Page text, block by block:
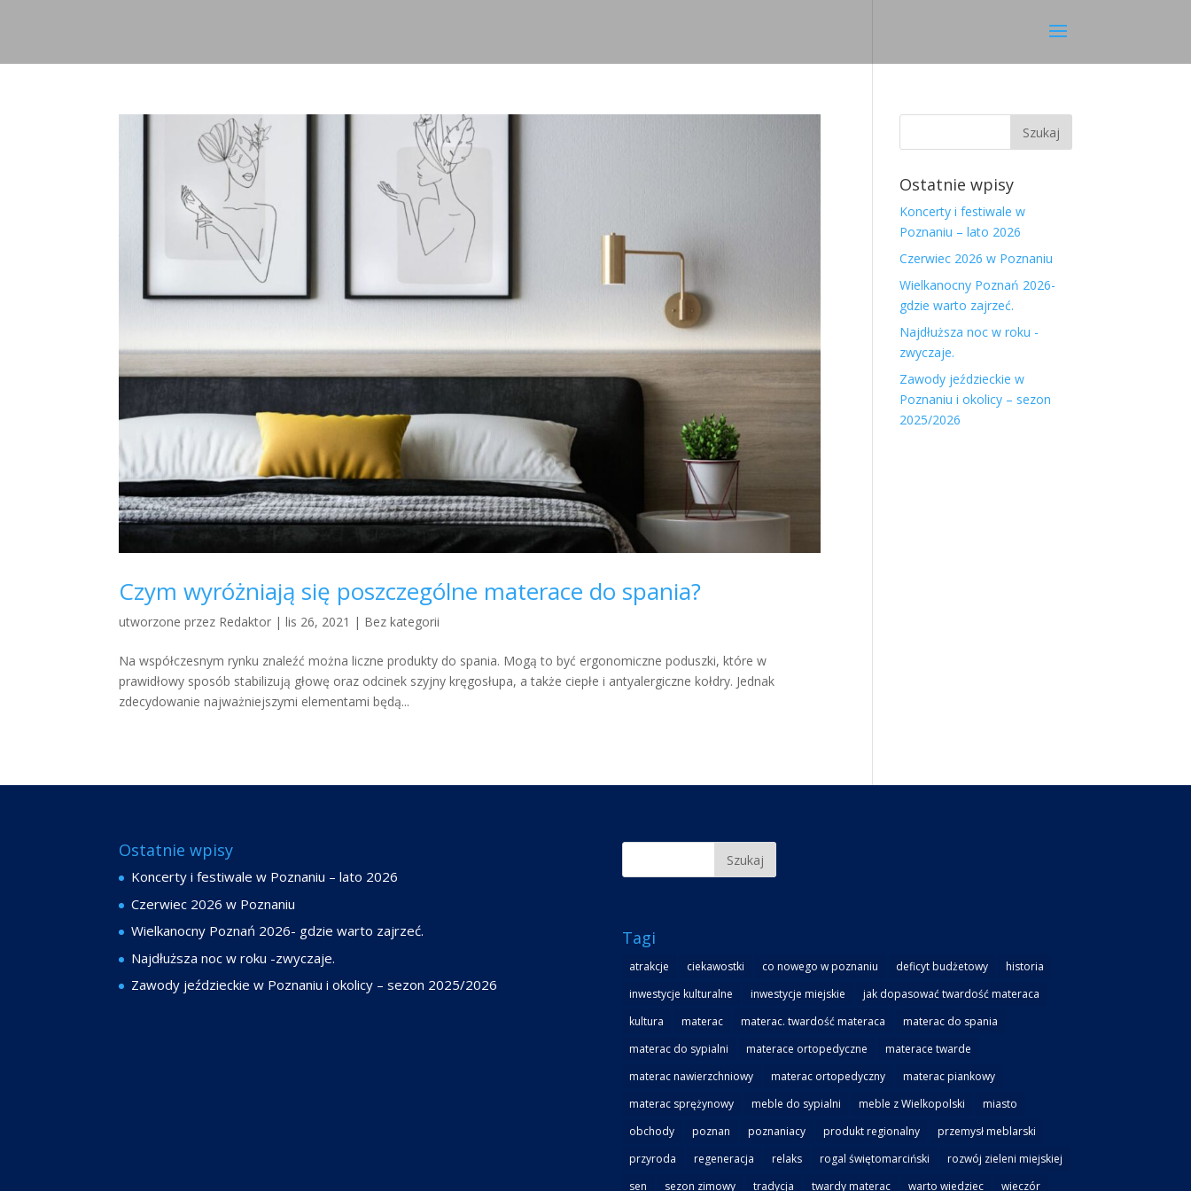
Czym wyróżniają się poszczególne materace do spania?
utworzone przez Redaktor |lis 26, 2021 | Bez kategorii
Na współczesnym rynku znaleźć można liczne produkty do spania. Mogą to być ergonomiczne poduszki, które w
prawidłowy sposób stabilizują głowę oraz odcinek szyjny kręgosłupa, a także ciepłe i antyalergiczne kołdry. Jednak
zdecydowanie najważniejszymi elementami będą...
Ostatnie wpisy
Koncerty i festiwale w
Poznaniu – lato 2026
Czerwiec 2026 w Poznaniu
Wielkanocny Poznań 2026-
gdzie warto zajrzeć.
Najdłuższa noc w roku -
zwyczaje.
Zawody jeździeckie w
Poznaniu i okolicy – sezon
2025/2026
Ostatnie wpisy
Koncerty i festiwale w Poznaniu – lato 2026
Czerwiec 2026 w Poznaniu
Wielkanocny Poznań 2026- gdzie warto zajrzeć.
Najdłuższa noc w roku -zwyczaje.
Zawody jeździeckie w Poznaniu i okolicy – sezon 2025/2026
Tagi
atrakcje ciekawostki co nowego w poznaniu deficyt budżetowy
historia
inwestycje kulturalne
inwestycje miejskie
jak dopasować twardość materaca
kultura
materac materac. twardość materaca
materac do spania
materac do sypialni
materace ortopedyczne
materace twarde
materac nawierzchniowy
materac ortopedyczny
materac piankowy
materac sprężynowy
meble do sypialni meble z Wielkopolski
miasto
obchody
poznan poznaniacy produkt regionalny
przemysł meblarski
przyroda
regeneracja relaks rogal świętomarciński
rozwój zieleni miejskiej
sen
sezon zimowy tradycja twardy materac warto wiedziec wieczór